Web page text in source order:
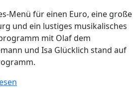
Menü für einen Euro, eine große
und ein lustiges musikalisches
mit Olaf dem
und Isa Glücklich stand auf